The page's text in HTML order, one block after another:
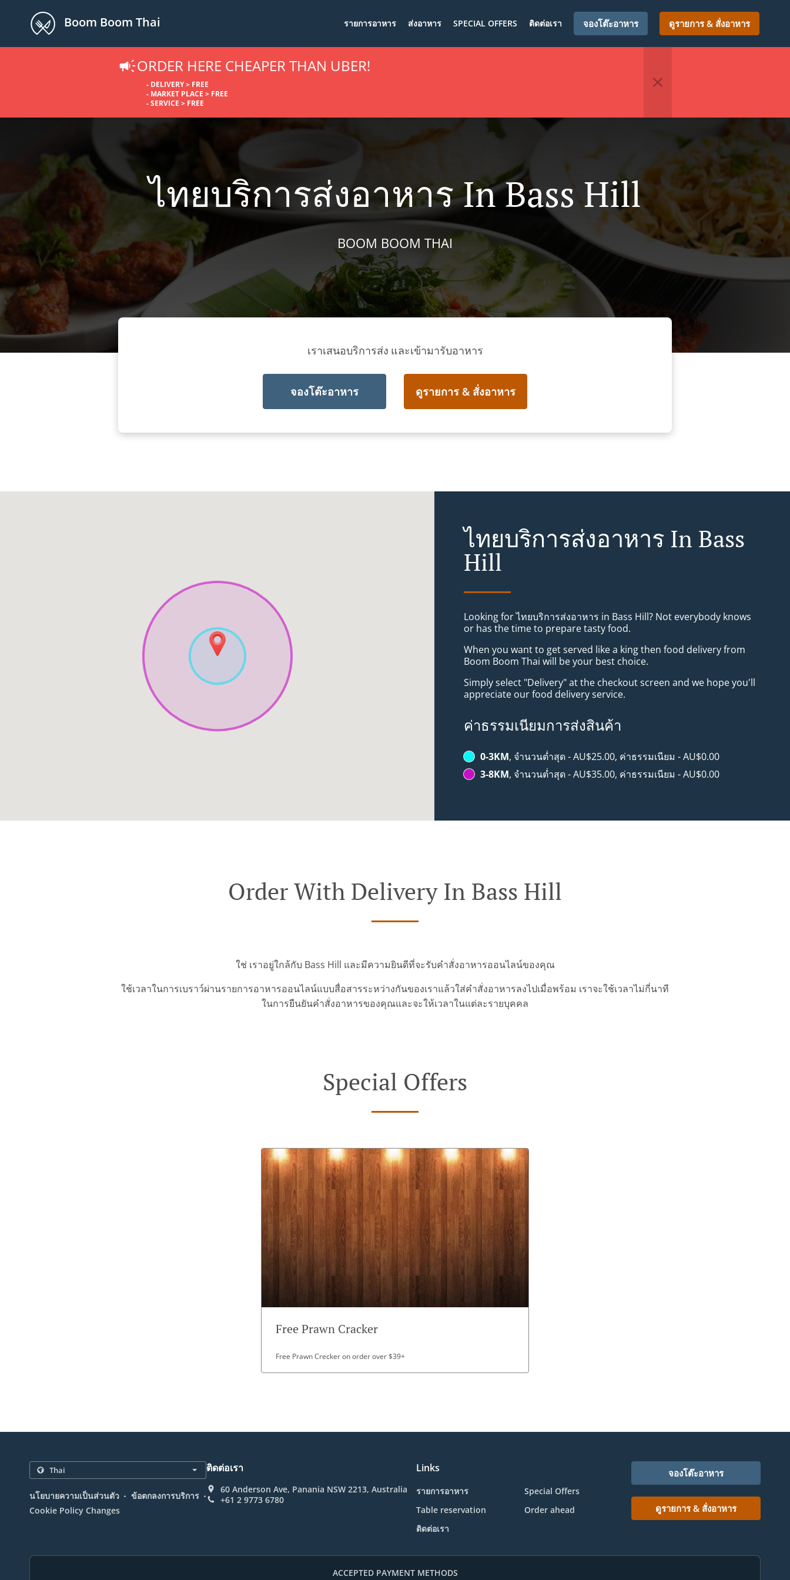
Boom Boom Thai รายการอาหาร ส่งอาหาร SPECIAL OFFERS ติดต่อเรา จองโต๊ะอาหาร ดูรายการ & สั่งอาหาร
ORDER HERE CHEAPER THAN UBER!
- DELIVERY > FREE
- MARKET PLACE > FREE
- SERVICE > FREE
ไทยบริการส่งอาหาร In Bass Hill
BOOM BOOM THAI
เราเสนอบริการส่ง และเข้ามารับอาหาร
จองโต๊ะอาหาร ดูรายการ & สั่งอาหาร
ไทยบริการส่งอาหาร In Bass
Hill
Looking for ไทยบริการส่งอาหาร in Bass Hill? Not everybody knows
or has the time to prepare tasty food.
When you want to get served like a king then food delivery from
Boom Boom Thai will be your best choice.
Simply select "Delivery" at the checkout screen and we hope you'll
appreciate our food delivery service.
ค่าธรรมเนียมการส่งสินค้า
0-3KM, จำนวนต่ำสุด - AU$25.00, ค่าธรรมเนียม - AU$0.00
3-8KM, จำนวนต่ำสุด - AU$35.00, ค่าธรรมเนียม - AU$0.00
Order With Delivery In Bass Hill
ใช่ เราอยู่ใกล้กับ Bass Hill และมีความยินดีที่จะรับคำสั่งอาหารออนไลน์ของคุณ
ใช้เวลาในการเบราว์ผ่านรายการอาหารออนไลน์แบบสื่อสารระหว่างกันของเราแล้วใส่คำสั่งอาหารลงไปเมื่อพร้อม เราจะใช้เวลาไม่กี่นาที
ในการยืนยันคำสั่งอาหารของคุณและจะให้เวลาในแต่ละรายบุคคล
Special Offers
Free Prawn Cracker
Free Prawn Crecker on order over $39+
นโยบายความเป็นส่วนตัว . ข้อตกลงการบริการ .
Cookie Policy Changes
ติดต่อเรา
60 Anderson Ave, Panania NSW 2213, Australia
+61 2 9773 6780
Links
รายการอาหาร
Special Offers
Table reservation
Order ahead
ติดต่อเรา
จองโต๊ะอาหาร
ดูรายการ & สั่งอาหาร
ACCEPTED PAYMENT METHODS